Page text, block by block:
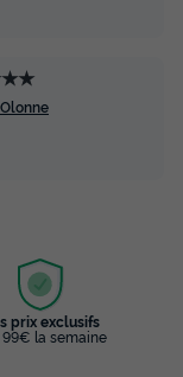
prix exclusifs
la semaine